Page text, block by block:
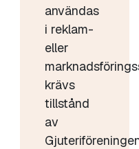
användas
i reklam-
eller
krävs
tillstånd
av